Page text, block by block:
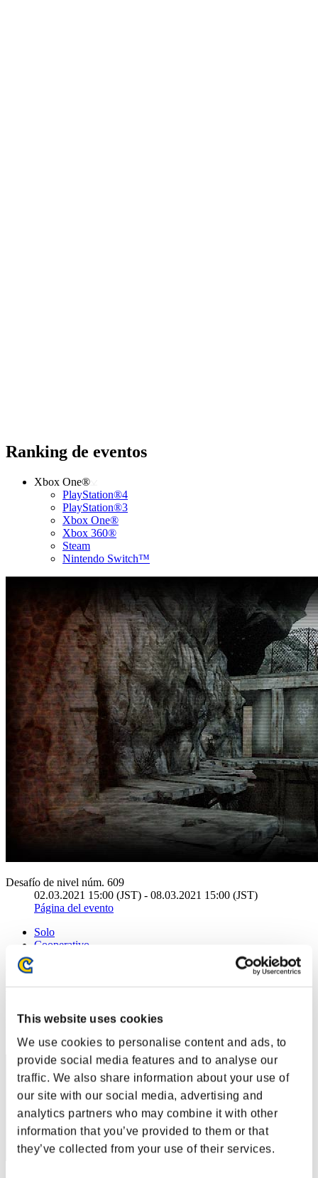
This website uses cookies
We use cookies to personalise content and ads, to
provide social media features and to analyse our
traffic. We also share information about your use of
our site with our social media, advertising and
analytics partners who may combine it with other
information that you’ve provided to them or that
they’ve collected from your use of their services.
Ranking de eventos
Xbox One®
PlayStation®4
PlayStation®3
Xbox One®
Xbox 360®
Steam
Nintendo Switch™
Desafío de nivel núm. 609
02.03.2021 15:00 (JST) - 08.03.2021 15:00 (JST)
Página del evento
Solo
Cooperativo
(Los rankings se actualizan cada 6 horas.)
Posición